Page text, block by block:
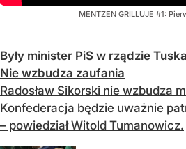
MENTZEN GRILLUJE #1:
Były minister PiS w rządzie
Nie wzbudza zaufania
Radosław Sikorski nie wzbudza
Konfederacja będzie uważnie
– powiedział Witold Tumanowicz.